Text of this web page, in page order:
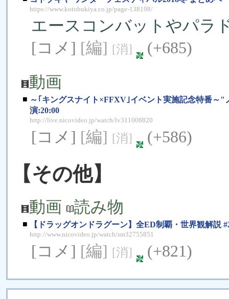
https://www.kotobukiya.co.jp/page-138198/
エースコンバットやパラ
[コメ] [編] [消]
(+685)
動画
■ ～｢キングスナイト×FFXV｣イベント実施記念特番
演:20:00
http://live.nicovideo.jp/watch/lv311008820
[コメ] [編] [消] (+586)
【その他】
動画 読み物
■ 【ドラッグオンドラグーン】全ED制覇・世界観解説
http://www.nicovideo.jp/watch/sm32755851
[コメ] [編] [消] (+821)